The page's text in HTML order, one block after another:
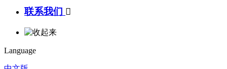
联系我们 
Language